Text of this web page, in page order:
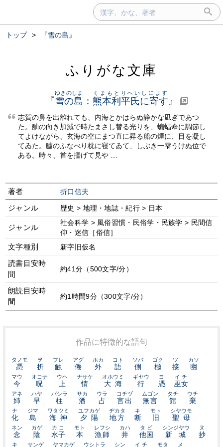
トップ > 『雪の島』
ふりがな文庫
『雪の島
ゆきのしま
： 熊本利平氏に寄す
くまもとりへいしによす
』
志賀の鼻を出離れても、内海とかはらぬ静かな凪ぎであつ
た。舳の向き加減で時たまさし替る光りを、蝙蝠傘に調節し
てよけながら、玄海の空にまつ直に昇る船の煙に、目を凝し
てゐた。艫のふなべり枕に寝てゐて、しぶき一雫うけぬ位で
ある。時々、首を擡げて見や …
著者 折口信夫
ジャンル 歴史 > 地理・地誌・紀行 > 日本
ジャンル
社会科学 > 風俗習慣・民俗学・民族学 > 民間信
仰・迷信［俗信］
文字種別 新字旧仮名
読書目安時
間
約41分（500文字/分）
朗読目安時
間
約1時間9分（300文字/分）
作品に特徴的な語句
憑
タノモ
折
ヲ
触
フレ
倦
アグ
外
ホカ
語
コト
側
ソバ
極
ゴク
接
ツ
幽
カソ
今
マウ
呪
オコナ
上
ウヘ
情
ナサケ
大海
オホウミ
行
ギヤウ
憑
ヨ
巫女
イチ
姉
アネ
早
ハヤ
柱
バシラ
酒
サカ
占
ウラ
言出
コチヅ
無言
ムゴン
館
タチ
棄
ウチ
化
ナ
島
ジマ
海神
ワタツミ
夕陽
ユフカゲ
地方
ヂカタ
断
キ
旧
モト
聖母
シヤウモ
念
ネン
陰
カゲ
水子
カコ
本
モト
漁師
レフシ
井
カハ
他国
タビ
新城
シンジヤウ
抄
ヌ
キ サンゲ ヤマカゲ ウシトラ シン イチ モタ メ